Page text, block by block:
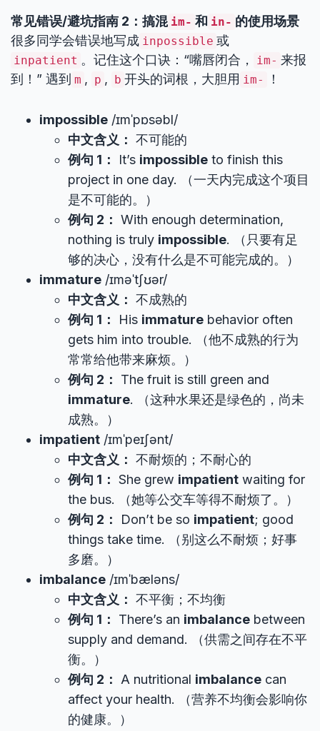
常见错误/避坑指南 2：搞混 im- 和 in- 的使用场景
很多同学会错误地写成 inpossible 或
inpatient 。记住这个口诀：“嘴唇闭合， im- 来报
到！” 遇到 m , p , b 开头的词根，大胆用 im- ！
impossible /ɪmˈpɒsəbl/
中文含义： 不可能的
例句 1：
It’s impossible to finish this
project in one day. （一天内完成这个项目
是不可能的。）
例句 2： With enough determination,
nothing is truly impossible. （只要有足
够的决心，没有什么是不可能完成的。）
immature /ɪməˈtʃʊər/
中文含义： 不成熟的
例句 1：
His immature behavior often
gets him into trouble. （他不成熟的行为
常常给他带来麻烦。）
例句 2：
The fruit is still green and
immature. （这种水果还是绿色的，尚未
成熟。）
impatient /ɪmˈpeɪʃənt/
中文含义： 不耐烦的；不耐心的
例句 1： She grew impatient waiting for
the bus. （她等公交车等得不耐烦了。）
例句 2：
Don’t be so impatient; good
things take time. （别这么不耐烦；好事
多磨。）
imbalance /ɪmˈbæləns/
中文含义： 不平衡；不均衡
例句 1：
There’s an imbalance between
supply and demand. （供需之间存在不平
衡。）
例句 2：
A nutritional imbalance can
affect your health. （营养不均衡会影响你
的健康。）